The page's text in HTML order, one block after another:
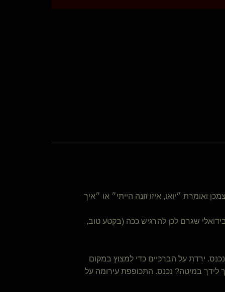
ואומרת ״יואו, איזו זונה הייתי״ או ״איך
שגרם לכן להרגיש ככה (בקטע טוב,
ירדת על הברכיים כדי למצוץ במקום
במיטה? נכנס. התכופפת עירומה על